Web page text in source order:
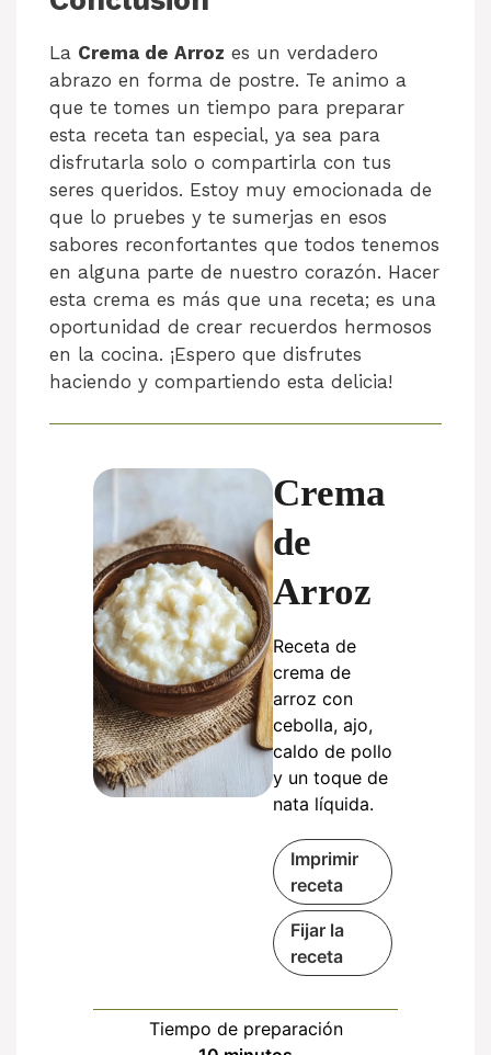
La Crema de Arroz es un verdadero
abrazo en forma de postre. Te animo a
que te tomes un tiempo para preparar
esta receta tan especial, ya sea para
disfrutarla solo o compartirla con tus
seres queridos. Estoy muy emocionada de
que lo pruebes y te sumerjas en esos
sabores reconfortantes que todos tenemos
en alguna parte de nuestro corazón. Hacer
esta crema es más que una receta; es una
oportunidad de crear recuerdos hermosos
en la cocina. ¡Espero que disfrutes
haciendo y compartiendo esta delicia!
Crema
de
Arroz
Receta de
crema de
arroz con
cebolla, ajo,
caldo de pollo
y un toque de
nata líquida.
Imprimir
receta
Fijar la
receta
Tiempo de preparación